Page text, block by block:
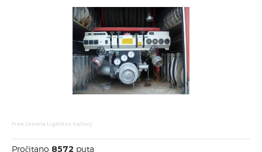
Free Joomla Lightbox Gallery
Pročitano 8572 puta